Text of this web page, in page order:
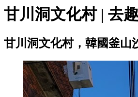
甘川洞文化村 | 去
甘川洞文化村，韓國釜山